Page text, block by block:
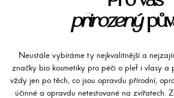
přirozený
Neustále vybíráme ty nejkvalitnější a
značky bio kosmetiky pro péči o pleť i vlasy a
vždy jen po těch, co jsou opravdu přírodní,
účinné a opravdu netestované na zvířatech.